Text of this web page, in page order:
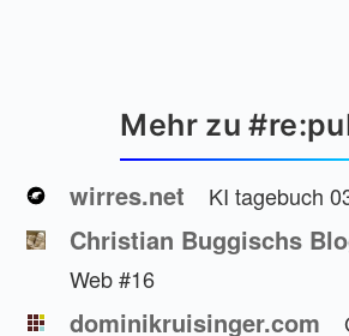
Mehr zu
wirres.net KI tagebuch
Christian Buggischs
Web #16
dominikruisinger.com